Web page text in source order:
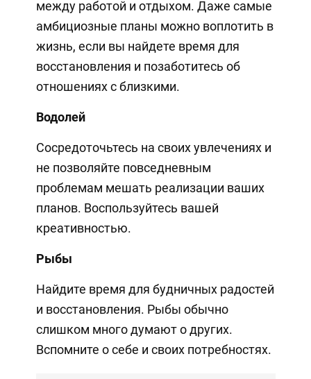
между работой и отдыхом. Даже самые
амбициозные планы можно воплотить в
жизнь, если вы найдете время для
восстановления и позаботитесь об
отношениях с близкими.
Водолей
Сосредоточьтесь на своих увлечениях и
не позволяйте повседневным
проблемам мешать реализации ваших
планов. Воспользуйтесь вашей
креативностью.
Рыбы
Найдите время для будничных радостей
и восстановления. Рыбы обычно
слишком много думают о других.
Вспомните о себе и своих потребностях.